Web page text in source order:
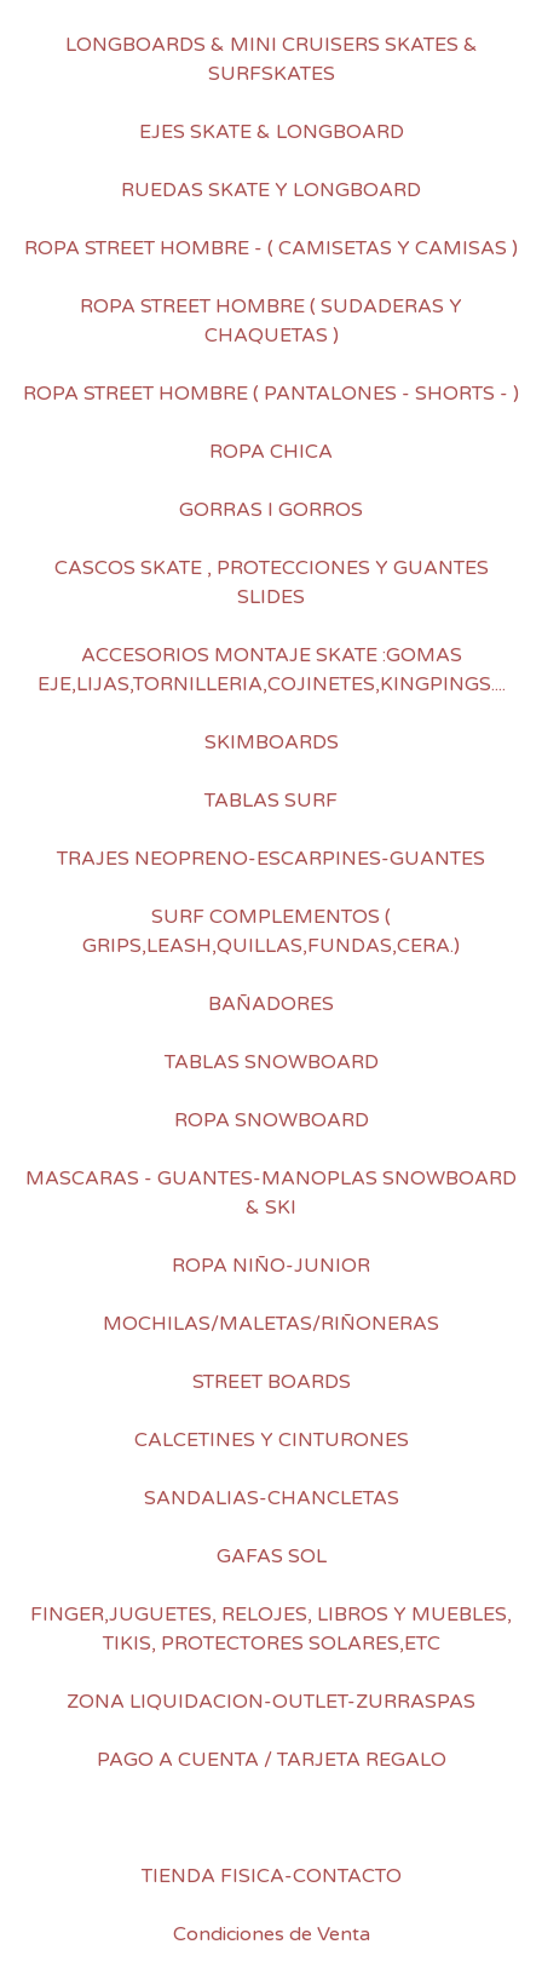
LONGBOARDS & MINI CRUISERS SKATES &
SURFSKATES
EJES SKATE & LONGBOARD
RUEDAS SKATE Y LONGBOARD
ROPA STREET HOMBRE - ( CAMISETAS Y CAMISAS )
ROPA STREET HOMBRE ( SUDADERAS Y
CHAQUETAS )
ROPA STREET HOMBRE ( PANTALONES - SHORTS - )
ROPA CHICA
GORRAS I GORROS
CASCOS SKATE , PROTECCIONES Y GUANTES
SLIDES
ACCESORIOS MONTAJE SKATE :GOMAS
EJE,LIJAS,TORNILLERIA,COJINETES,KINGPINGS....
SKIMBOARDS
TABLAS SURF
TRAJES NEOPRENO-ESCARPINES-GUANTES
SURF COMPLEMENTOS (
GRIPS,LEASH,QUILLAS,FUNDAS,CERA.)
BAÑADORES
TABLAS SNOWBOARD
ROPA SNOWBOARD
MASCARAS - GUANTES-MANOPLAS SNOWBOARD
& SKI
ROPA NIÑO-JUNIOR
MOCHILAS/MALETAS/RIÑONERAS
STREET BOARDS
CALCETINES Y CINTURONES
SANDALIAS-CHANCLETAS
GAFAS SOL
FINGER,JUGUETES, RELOJES, LIBROS Y MUEBLES,
TIKIS, PROTECTORES SOLARES,ETC
ZONA LIQUIDACION-OUTLET-ZURRASPAS
PAGO A CUENTA / TARJETA REGALO
TIENDA FISICA-CONTACTO
Condiciones de Venta